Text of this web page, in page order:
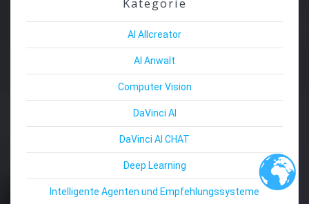
AI Allcreator
AI Anwalt
Computer Vision
DaVinci AI
DaVinci AI CHAT
Deep Learning
Intelligente Agenten und Empfehlungssysteme